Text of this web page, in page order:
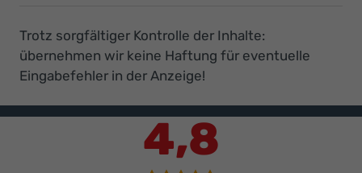
Trotz sorgfältiger Kontrolle der Inhalte:
übernehmen wir keine Haftung für eventuelle
Eingabefehler in der Anzeige!
4,8